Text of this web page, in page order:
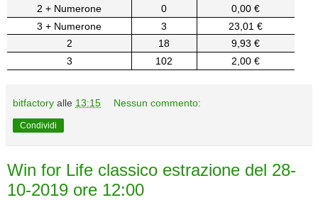
2 + Numerone
0
0,00 €
3 + Numerone
3
23,01 €
2
18
9,93 €
3
102 2,00 €
bitfactory alle 13:15 Nessun commento:
Condividi
Win for Life classico estrazione del 28-
10-2019 ore 12:00